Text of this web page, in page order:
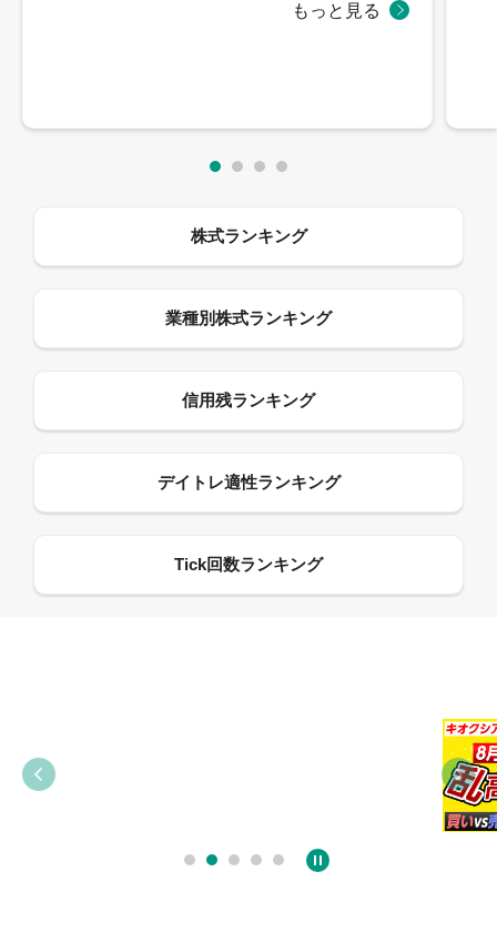
03:31